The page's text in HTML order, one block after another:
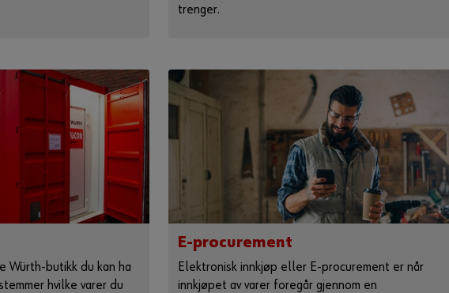
trenger.
Würth-butikk du kan ha
hvilke varer du
E-procurement
Elektronisk innkjøp eller E-procurement er når
innkjøpet av varer foregår gjennom en